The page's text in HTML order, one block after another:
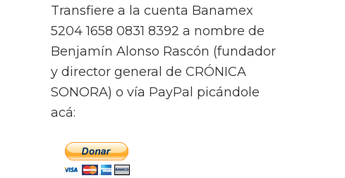
Transfiere a la cuenta Banamex
5204 1658 0831 8392 a nombre de
Benjamín Alonso Rascón (fundador
y director general de CRÓNICA
SONORA) o vía PayPal picándole
acá: